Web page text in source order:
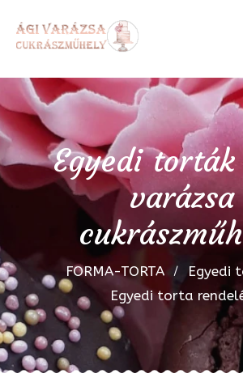
Egyedi
varázsa
FORMA-TORTA
Egyedi
Egyedi torta